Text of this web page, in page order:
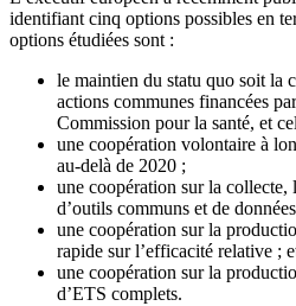
identifiant cinq options possibles en
options étudiées sont :
le maintien du statu quo soit la
actions communes financées
Commission pour la santé, et
une coopération volontaire à
au-delà de 2020 ;
une coopération sur la collecte,
d’outils communs et de
une coopération sur la
rapide sur l’efficacité relative ;
une coopération sur la
d’ETS complets.